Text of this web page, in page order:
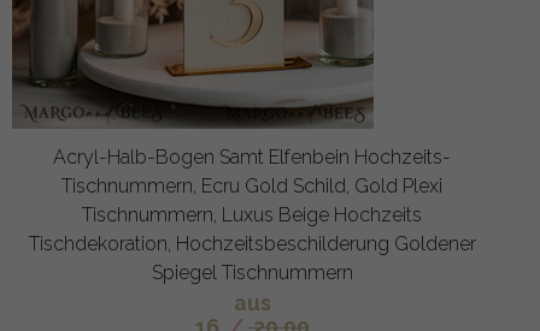
Acryl-Halb-Bogen Samt Elfenbein Hochzeits-
Tischnummern, Ecru Gold Schild, Gold Plexi
Tischnummern, Luxus Beige Hochzeits
Tischdekoration, Hochzeitsbeschilderung Goldener
Spiegel Tischnummern
aus